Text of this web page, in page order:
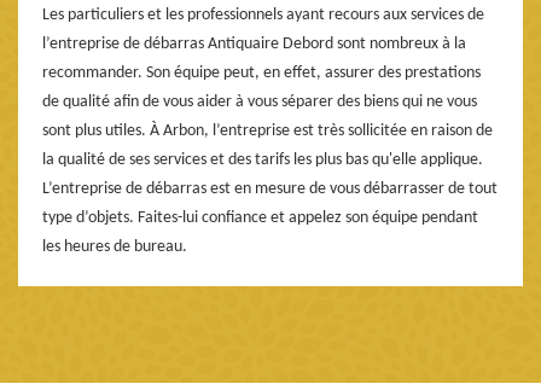
Les particuliers et les professionnels ayant recours aux services de
l’entreprise de débarras Antiquaire Debord sont nombreux à la
recommander. Son équipe peut, en effet, assurer des prestations
de qualité afin de vous aider à vous séparer des biens qui ne vous
sont plus utiles. À Arbon, l’entreprise est très sollicitée en raison de
la qualité de ses services et des tarifs les plus bas qu'elle applique.
L’entreprise de débarras est en mesure de vous débarrasser de tout
type d’objets. Faites-lui confiance et appelez son équipe pendant
les heures de bureau.